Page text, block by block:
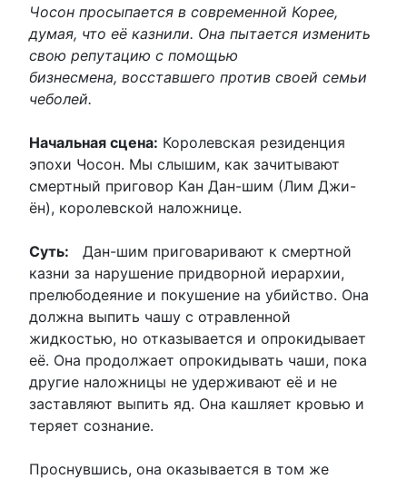
Чосон просыпается в современной Корее,
думая, что её казнили. Она пытается изменить
свою репутацию с помощью
бизнесмена, восставшего против своей семьи
чеболей.
Начальная сцена: Королевская резиденция
эпохи Чосон. Мы слышим, как зачитывают
смертный приговор Кан Дан-шим (Лим Джи-
ён), королевской наложнице.
Суть: Дан-шим приговаривают к смертной
казни за нарушение придворной иерархии,
прелюбодеяние и покушение на убийство. Она
должна выпить чашу с отравленной
жидкостью, но отказывается и опрокидывает
её. Она продолжает опрокидывать чаши, пока
другие наложницы не удерживают её и не
заставляют выпить яд. Она кашляет кровью и
теряет сознание.
Проснувшись, она оказывается в том же